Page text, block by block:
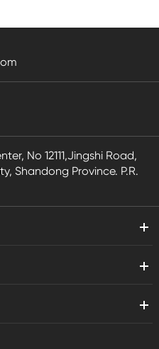
No 12111,Jingshi Road,
Shandong Province. P.R.